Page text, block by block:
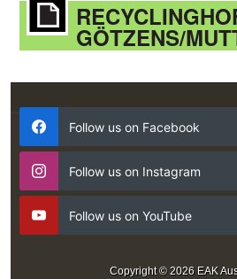
GÖTZENS/
Follow us on Facebook
Follow us on Instagram
Follow us on YouTube
Copyright © 2026 EAK